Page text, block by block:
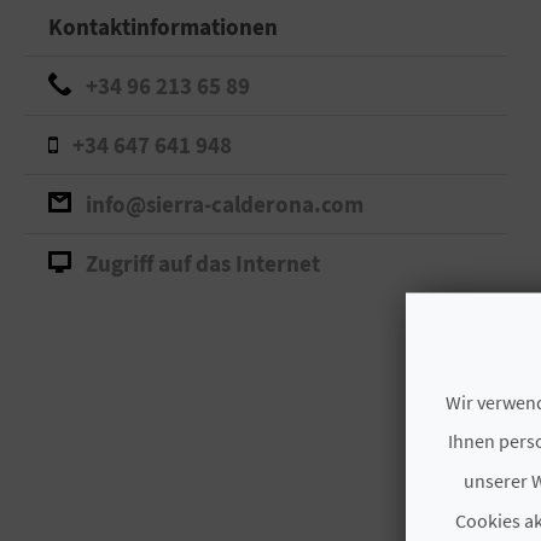
Kontaktinformationen
+34 96 213 65 89
+34 647 641 948
info@sierra-calderona.com
Zugriff auf das Internet
Wir
Ihnen
unserer
Cookies